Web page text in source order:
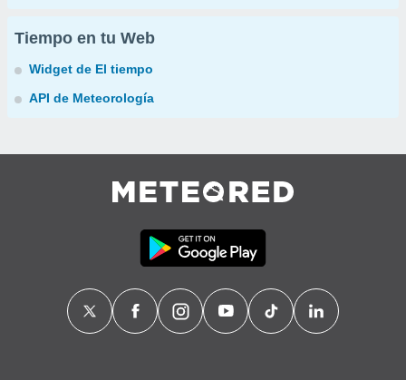
Tiempo en tu Web
Widget de El tiempo
API de Meteorología